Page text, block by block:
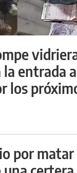
entrada
los
por matar